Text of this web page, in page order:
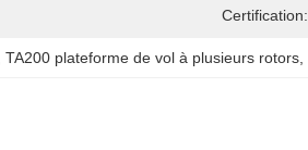
Certification:
TA200 plateforme de vol à plusieurs rotors